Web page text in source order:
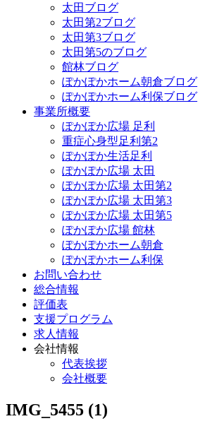
太田ブログ
太田第2ブログ
太田第3ブログ
太田第5のブログ
館林ブログ
ぽかぽかホーム朝倉ブログ
ぽかぽかホーム利保ブログ
事業所概要
ぽかぽか広場 足利
重症心身型足利第2
ぽかぽか生活足利
ぽかぽか広場 太田
ぽかぽか広場 太田第2
ぽかぽか広場 太田第3
ぽかぽか広場 太田第5
ぽかぽか広場 館林
ぽかぽかホーム朝倉
ぽかぽかホーム利保
お問い合わせ
総合情報
評価表
支援プログラム
求人情報
会社情報
代表挨拶
会社概要
IMG_5455 (1)